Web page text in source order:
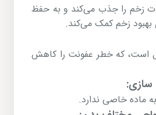
زخم را جذب می‌کند و به حفظ
زخم کمک می‌کند.
است، که خطر عفونت را کاهش
سازی:
ماده خاصی ندارد.